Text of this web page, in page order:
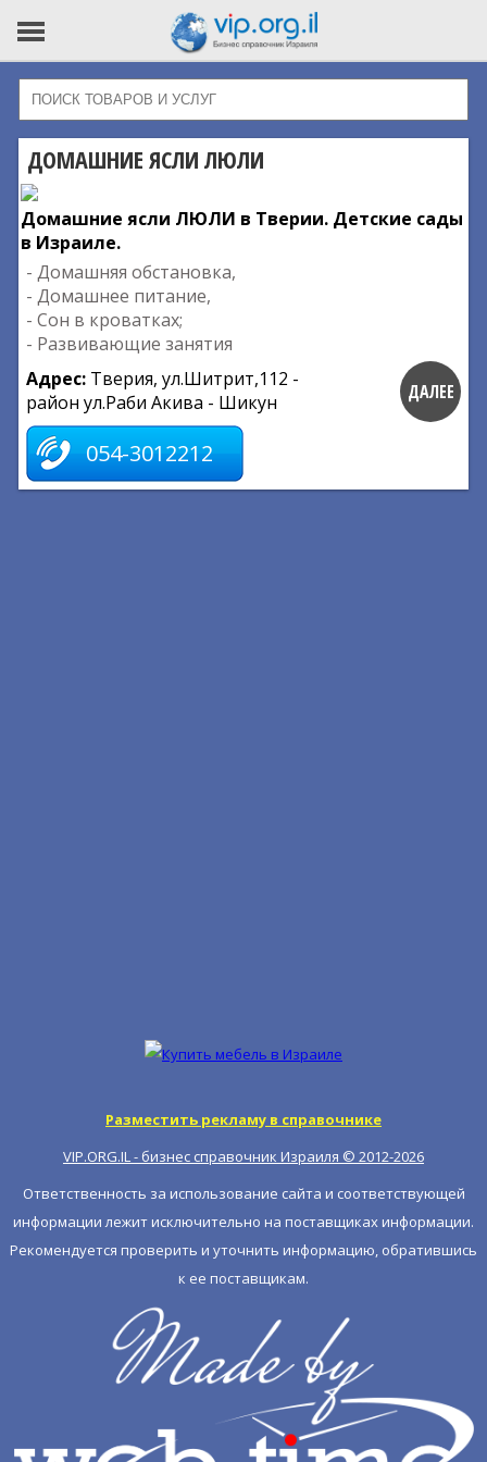
ДОМАШНИЕ ЯСЛИ ЛЮЛИ
Домашние ясли ЛЮЛИ в Тверии. Детские сады
в Израиле.
- Домашняя обстановка,
- Домашнее питание,
- Сон в кроватках;
- Развивающие занятия
Адрес: Тверия, ул.Шитрит,112 -
район ул.Раби Акива - Шикун
054-3012212
ДАЛЕЕ
Разместить рекламу в справочнике
VIP.ORG.IL - бизнес справочник Израиля © 2012-2026
Ответственность за использование сайта и соответствующей
информации лежит исключительно на поставщиках информации.
Рекомендуется проверить и уточнить информацию, обратившись
к ее поставщикам.